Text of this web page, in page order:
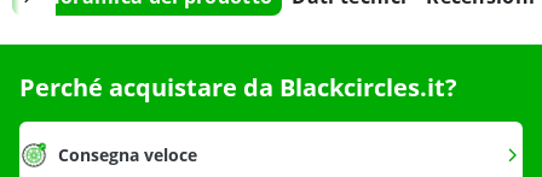
Perché acquistare da Blackcircles.it?
Consegna veloce